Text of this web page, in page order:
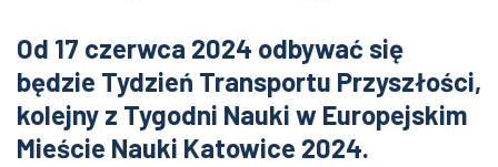
Od 17 czerwca 2024 odbywać się
będzie Tydzień Transportu Przyszłości,
kolejny z Tygodni Nauki w Europejskim
Mieście Nauki Katowice 2024.